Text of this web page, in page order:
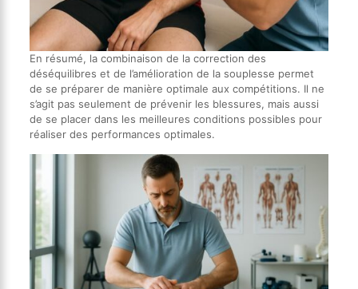
En résumé, la combinaison de la correction des
déséquilibres et de l’amélioration de la souplesse permet
de se préparer de manière optimale aux compétitions. Il ne
s’agit pas seulement de prévenir les blessures, mais aussi
de se placer dans les meilleures conditions possibles pour
réaliser des performances optimales.